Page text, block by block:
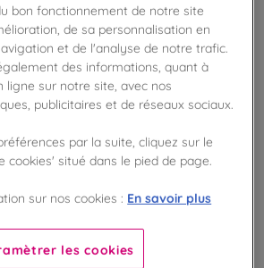
de 7 recettes découvertes
VOIR LE PRODUIT
bon fonctionnement de notre site
de sa personnalisation en
et de l'analyse de notre trafic.
des informations, quant à
ligne sur notre site, avec nos
publicitaires et de réseaux sociaux.
par la suite, cliquez sur le
cookies' situé dans le pied de page.
sur nos cookies : En savoir plus
les cookies